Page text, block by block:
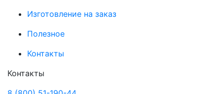
Изготовление на заказ
Полезное
Контакты
Контакты